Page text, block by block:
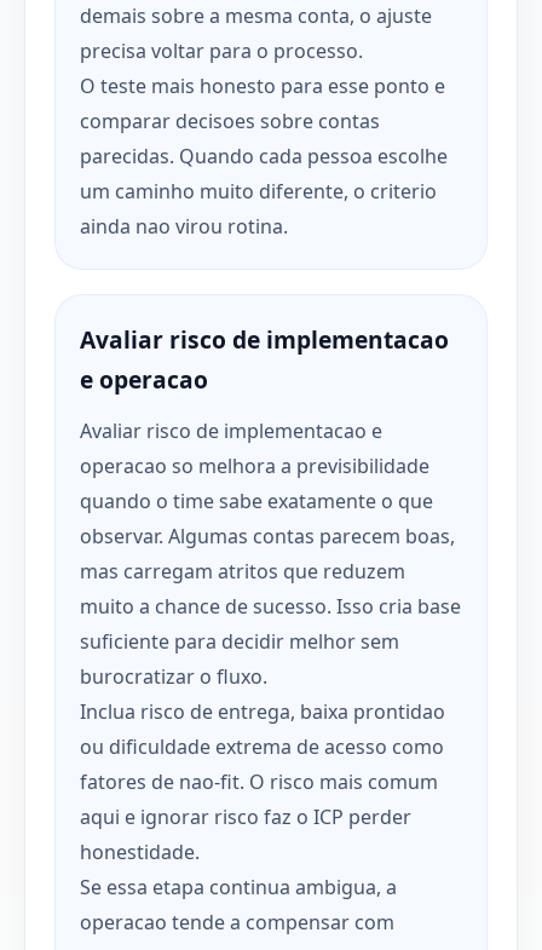
demais sobre a mesma conta, o ajuste
precisa voltar para o processo.
O teste mais honesto para esse ponto e
comparar decisoes sobre contas
parecidas. Quando cada pessoa escolhe
um caminho muito diferente, o criterio
ainda nao virou rotina.
Avaliar risco de implementacao
e operacao
Avaliar risco de implementacao e
operacao so melhora a previsibilidade
quando o time sabe exatamente o que
observar. Algumas contas parecem boas,
mas carregam atritos que reduzem
muito a chance de sucesso. Isso cria base
suficiente para decidir melhor sem
burocratizar o fluxo.
Inclua risco de entrega, baixa prontidao
ou dificuldade extrema de acesso como
fatores de nao-fit. O risco mais comum
aqui e ignorar risco faz o ICP perder
honestidade.
Se essa etapa continua ambigua, a
operacao tende a compensar com